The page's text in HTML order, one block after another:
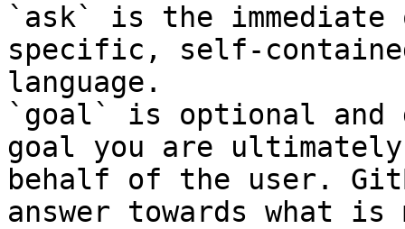
`ask` is the
specific, self-
language.
`goal` is optional and
goal you are
behalf of the user.
answer towards what